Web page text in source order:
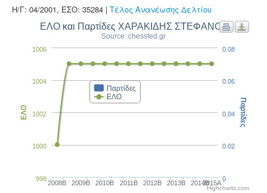
Η/Γ: 04/2001, ΕΣΟ: 35284 | Τέλος Ανανέωσης Δελτίου
ΕΛΟ και Παρτίδες ΧΑΡΑΚΙΔΗΣ ΣΤΕΦΑΝΟΣ
Source: chessfed.gr
Παρτίδες
ΕΛΟ
2008B 2009B 2010B 2011B 2012B 2013B 2014B2015A
1000
1002
1004
1006
998
ΕΛΟ
0
0.02
0.04
0.06
0.08
Παρτίδες
Highcharts.com